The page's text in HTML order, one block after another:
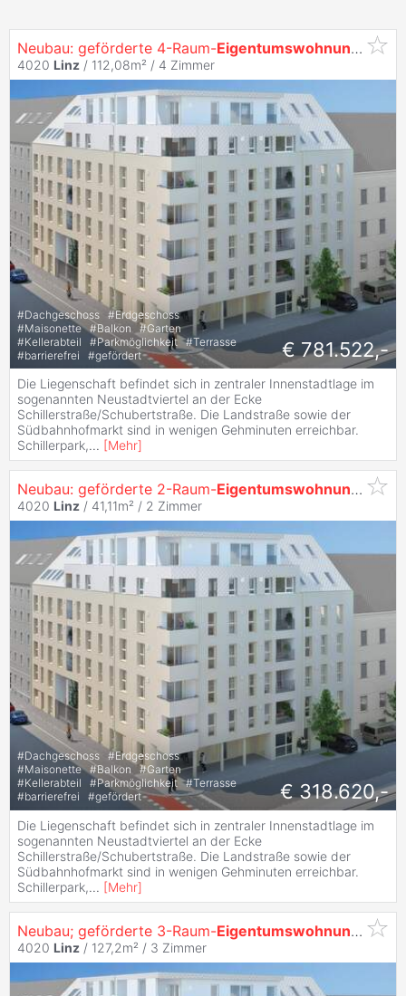
Neubau: geförderte 4-Raum-Eigentumswohnung in
4020 Linz / 112,08m² / 4 Zimmer
#Dachgeschoss #Erdgeschoss
#Maisonette #Balkon #Garten
#Kellerabteil #Parkmöglichkeit #Terrasse
#barrierefrei #gefördert € 781.522,-
Die Liegenschaft befindet sich in zentraler Innenstadtlage im
sogenannten Neustadtviertel an der Ecke
Schillerstraße/Schubertstraße. Die Landstraße sowie der
Südbahnhofmarkt sind in wenigen Gehminuten erreichbar.
Schillerpark,... [Mehr]
Neubau: geförderte 2-Raum-Eigentumswohnung in
4020 Linz / 41,11m² / 2 Zimmer
#Dachgeschoss #Erdgeschoss
#Maisonette #Balkon #Garten
#Kellerabteil #Parkmöglichkeit #Terrasse
#barrierefrei #gefördert € 318.620,-
Die Liegenschaft befindet sich in zentraler Innenstadtlage im
sogenannten Neustadtviertel an der Ecke
Schillerstraße/Schubertstraße. Die Landstraße sowie der
Südbahnhofmarkt sind in wenigen Gehminuten erreichbar.
Schillerpark,... [Mehr]
Neubau; geförderte 3-Raum-Eigentumswohnung in
4020 Linz / 127,2m² / 3 Zimmer